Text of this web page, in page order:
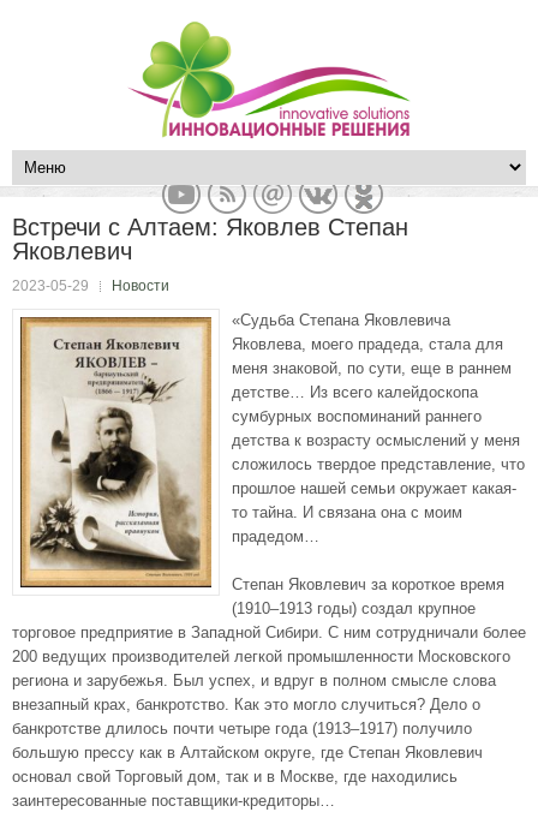
Встречи с Алтаем: Яковлев Степан
Яковлевич
2023-05-29 Новости
«Судьба Степана Яковлевича
Яковлева, моего прадеда, стала для
меня знаковой, по сути, еще в раннем
детстве… Из всего калейдоскопа
сумбурных воспоминаний раннего
детства к возрасту осмыслений у меня
сложилось твердое представление, что
прошлое нашей семьи окружает какая-
то тайна. И связана она с моим
прадедом…
Степан Яковлевич за короткое время
(1910–1913 годы) создал крупное
торговое предприятие в Западной Сибири. С ним сотрудничали более
200 ведущих производителей легкой промышленности Московского
региона и зарубежья. Был успех, и вдруг в полном смысле слова
внезапный крах, банкротство. Как это могло случиться? Дело о
банкротстве длилось почти четыре года (1913–1917) получило
большую прессу как в Алтайском округе, где Степан Яковлевич
основал свой Торговый дом, так и в Москве, где находились
заинтересованные поставщики-кредиторы…